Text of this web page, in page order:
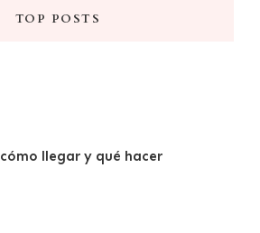
TOP POSTS
llegar y qué hacer